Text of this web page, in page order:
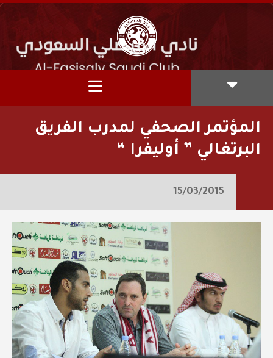
المؤتمر الصحفي لمدرب الفريق
البرتغالي ” أوليفرا “
15/03/2015